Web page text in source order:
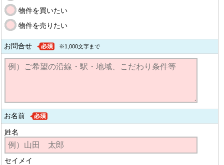
物件を買いたい
物件を売りたい
お問合せ ※1,000文字まで
お名前
姓名
セイメイ